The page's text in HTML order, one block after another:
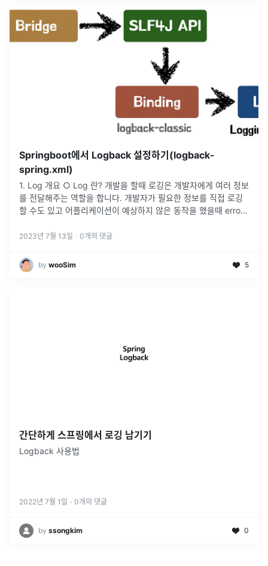
Springboot에서 Logback 설정하기(logback-
spring.xml)
1. Log 개요 ○ Log 란? 개발을 할때 로깅은 개발자에게 여러 정보
를 전달해주는 역할을 합니다. 개발자가 필요한 정보를 직접 로깅
할 수도 있고 어플리케이션이 예상하지 않은 동작을 했을때 error
2023년 7월 13일 · 0개의 댓글
by wooSim 5
간단하게 스프링에서 로깅 남기기
Logback 사용법
2022년 7월 1일 · 0개의 댓글
by ssongkim 0